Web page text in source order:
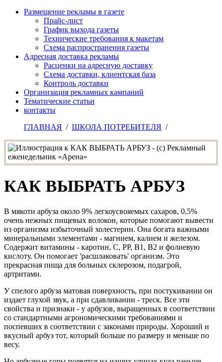
Размещение рекламы в газете
Прайс-лист
График выхода газеты
Технические требования к макетам
Схема распространения газеты
Адресная доставка рекламы
Расценки на адресную доставку
Схема доставки, клиентская база
Контроль доставки
Организация рекламных кампаний
Тематические статьи
контакты
ГЛАВНАЯ / ШКОЛА ПОТРЕБИТЕЛЯ /
КАК ВЫБРАТЬ АРБУЗ
В мякоти арбуза около 9% легкоусвояемых сахаров, 0,5%
очень нежных пищевых волокон, которые помогают вывести
из организма избыточный холестерин. Она богата важными
минеральными элементами - магнием, калием и железом.
Содержит витамины - каротин, С, РР, B1, B2 и фолиевую
кислоту. Он помогает 'расшлаковать' организм. Это
прекрасная пища для больных склерозом, подагрой,
артритами.
У спелого арбуза матовая поверхность, при постукивании он
издает глухой звук, а при сдавливании - треск. Все эти
свойства и признаки - у арбузов, выращенных в соответствии
со стандартными агрономическими требованиями и
поспевших в соответствии с законами природы. Хороший и
вкусный арбуз тот, который больше по размеру и меньше по
весу.